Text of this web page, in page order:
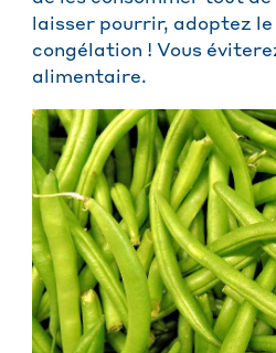
laisser pourrir, adoptez
congélation ! Vous
alimentaire.